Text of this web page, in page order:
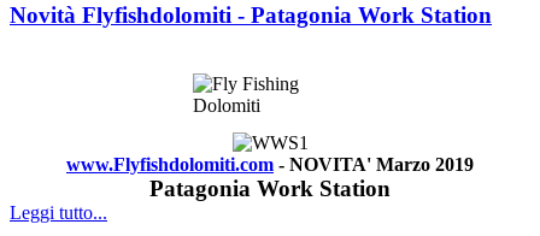
Novità Flyfishdolomiti - Patagonia Work Station
www.Flyfishdolomiti.com - NOVITA' Marzo 2019
Patagonia Work Station
Leggi tutto...